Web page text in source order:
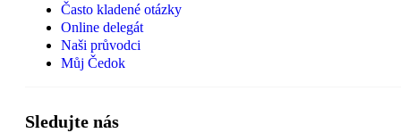
Často kladené otázky
Online delegát
Naši průvodci
Můj Čedok
Sledujte nás